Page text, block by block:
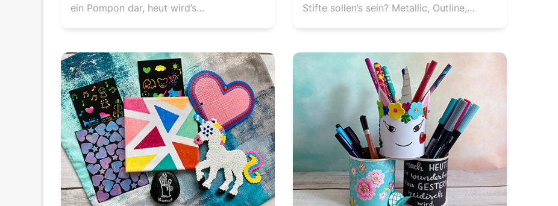
ein Pompon dar, heut wird’s…
Stifte sollen’s sein? Metallic, Outline,…